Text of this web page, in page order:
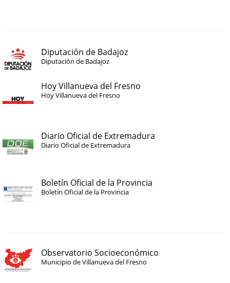
Diputación de Badajoz
Diputación de Badajoz
Hoy Villanueva del Fresno
Hoy Villanueva del Fresno
Diario Oficial de Extremadura
Diario Oficial de Extremadura
Boletín Oficial de la Provincia
Boletín Oficial de la Provincia
Observatorio Socioeconómico
Municipio de Villanueva del Fresno